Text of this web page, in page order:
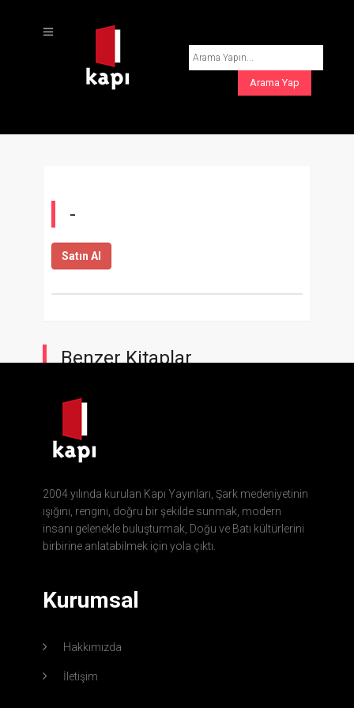
-
Satın Al
Benzer Kitaplar
2004 yılında kurulan Kapı Yayınları, Şark medeniyetinin
ışığını, rengini, doğru bir şekilde sunmak, modern
insanı gelenekle buluşturmak, Doğu ve Batı kültürlerini
birbirine anlatabilmek için yola çıktı.
Kurumsal
Hakkımızda
İletişim